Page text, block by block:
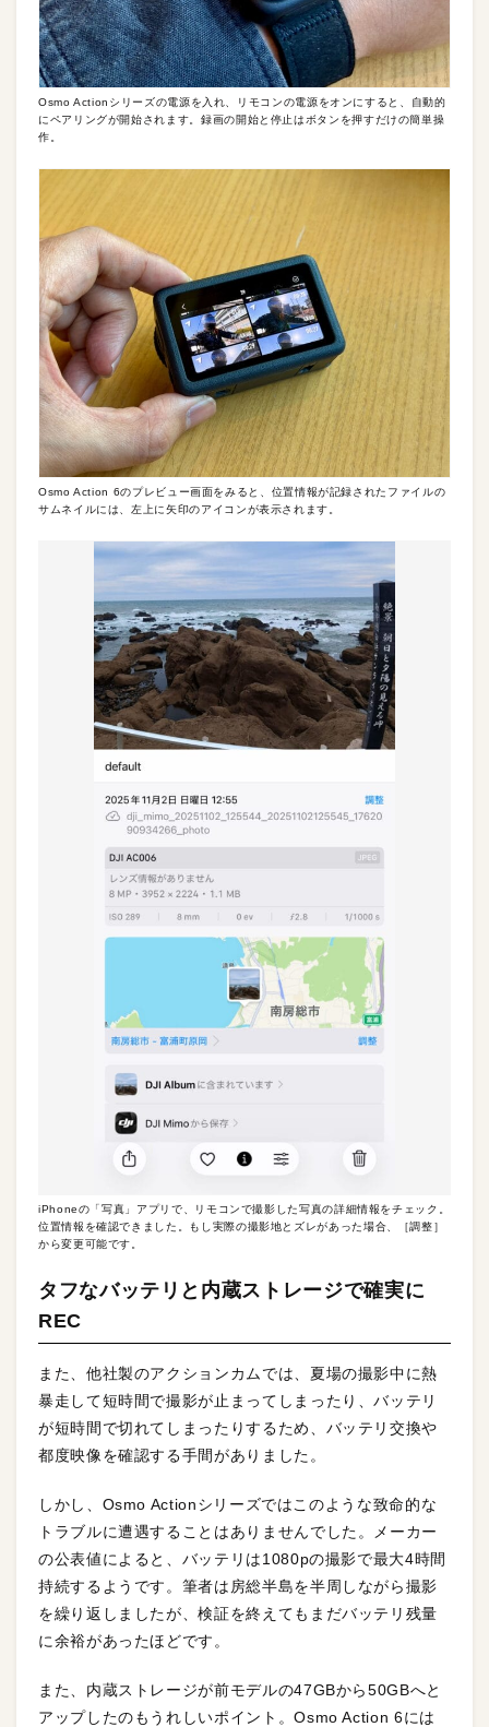
Osmo Actionシリーズの電源を入れ、リモコンの電源をオンにすると、自動的
にペアリングが開始されます。録画の開始と停止はボタンを押すだけの簡単操
作。
Osmo Action 6のプレビュー画面をみると、位置情報が記録されたファイルの
サムネイルには、左上に矢印のアイコンが表示されます。
iPhoneの「写真」アプリで、リモコンで撮影した写真の詳細情報をチェック。
位置情報を確認できました。もし実際の撮影地とズレがあった場合、［調整］
から変更可能です。
タフなバッテリと内蔵ストレージで確実に
REC
また、他社製のアクションカムでは、夏場の撮影中に熱
暴走して短時間で撮影が止まってしまったり、バッテリ
が短時間で切れてしまったりするため、バッテリ交換や
都度映像を確認する手間がありました。
しかし、Osmo Actionシリーズではこのような致命的な
トラブルに遭遇することはありませんでした。メーカー
の公表値によると、バッテリは1080pの撮影で最大4時間
持続するようです。筆者は房総半島を半周しながら撮影
を繰り返しましたが、検証を終えてもまだバッテリ残量
に余裕があったほどです。
また、内蔵ストレージが前モデルの47GBから50GBへと
アップしたのもうれしいポイント。Osmo Action 6には